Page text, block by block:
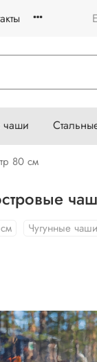
чаши
80 см
Чугунные